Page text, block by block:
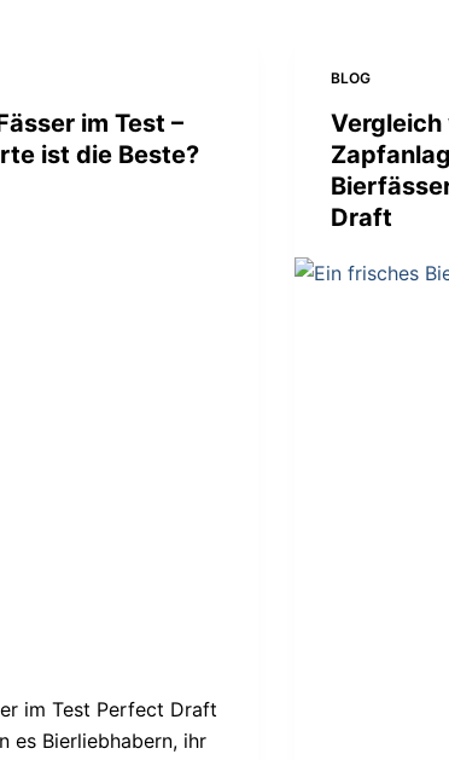
im Test –
ist die Beste?
im Test Perfect Draft
es Bierliebhabern, ihr
BLOG
Draft